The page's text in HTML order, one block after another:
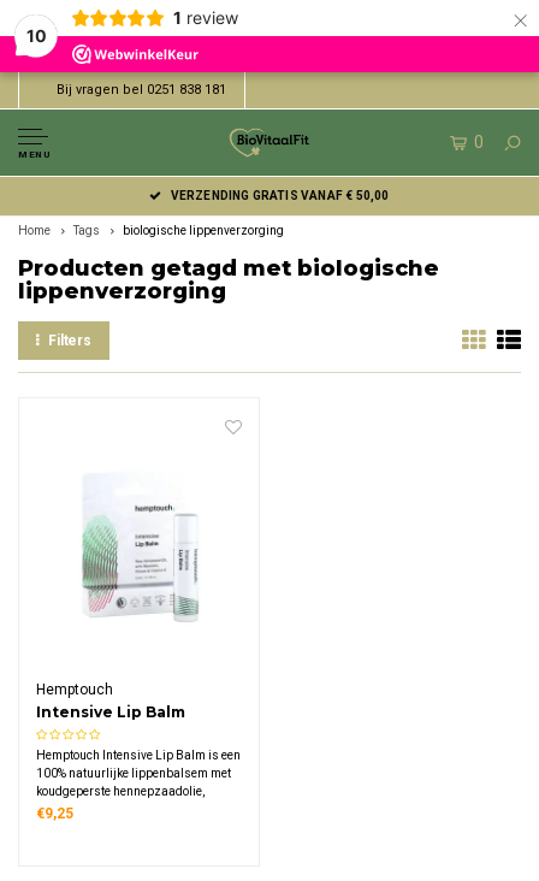
10
1 review ×
Bij vragen bel 0251 838 181
MENU
0
VERZENDING GRATIS VANAF € 50,00
Home Tags biologische lippenverzorging
Producten getagd met biologische
lippenverzorging
Filters
Hemptouch
Intensive Lip Balm
Hemptouch Intensive Lip Balm is een
100% natuurlijke lippenbalsem met
koudgeperste hennepzaadolie,
bijenwas, kruidnagel en vitamine E.
€9,25